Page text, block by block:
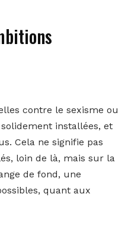
contre le sexisme ou
installées, et
Cela ne signifie pas
loin de là, mais sur la
de fond, une
quant aux